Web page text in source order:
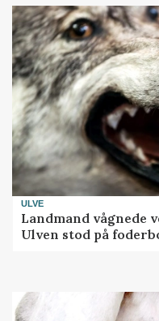
ULVE
Landmand vågnede
Ulven stod på